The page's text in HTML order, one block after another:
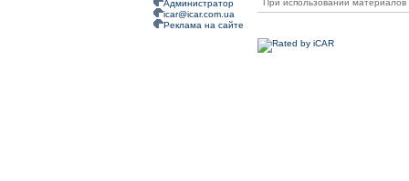
Администратор
icar@icar.com.ua
Реклама на сайте
При использовании материалов